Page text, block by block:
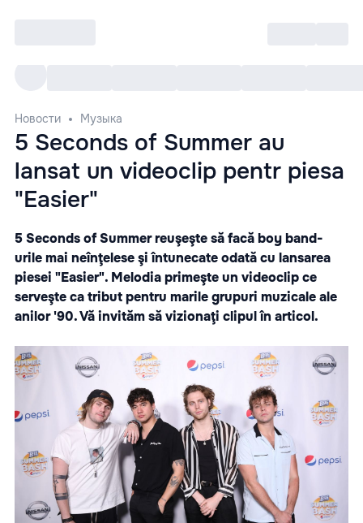
Новости Музыка
5 Seconds of Summer au
lansat un videoclip pentr piesa
"Easier"
5 Seconds of Summer reuşeşte să facă boy band-
urile mai neînţelese şi întunecate odată cu lansarea
piesei "Easier". Melodia primeşte un videoclip ce
serveşte ca tribut pentru marile grupuri muzicale ale
anilor '90. Vă invităm să vizionaţi clipul în articol.